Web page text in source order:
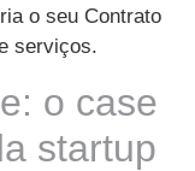
o seu Contrato
serviços.
o case
startup